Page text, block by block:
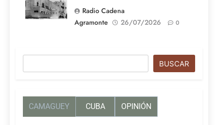
Radio Cadena
Agramonte
26/07/2026 0
BUSCAR
CAMAGUEY CUBA OPINIÓN